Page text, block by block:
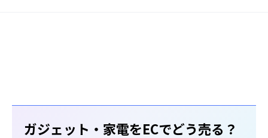
ガジェット・家電をECでどう売る？